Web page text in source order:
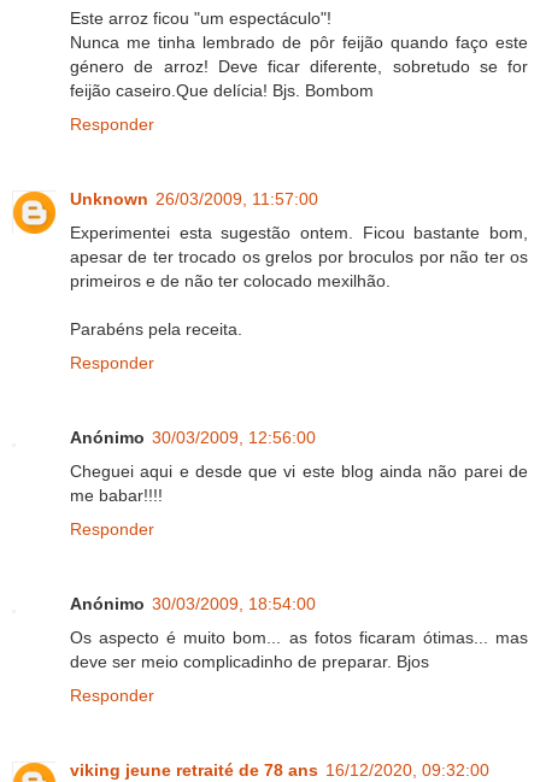
Este arroz ficou "um espectáculo"!
Nunca me tinha lembrado de pôr feijão quando faço este
género de arroz! Deve ficar diferente, sobretudo se for
feijão caseiro.Que delícia! Bjs. Bombom
Responder
Unknown 26/03/2009, 11:57:00
Experimentei esta sugestão ontem. Ficou bastante bom,
apesar de ter trocado os grelos por broculos por não ter os
primeiros e de não ter colocado mexilhão.
Parabéns pela receita.
Responder
Anónimo 30/03/2009, 12:56:00
Cheguei aqui e desde que vi este blog ainda não parei de
me babar!!!!
Responder
Anónimo 30/03/2009, 18:54:00
Os aspecto é muito bom... as fotos ficaram ótimas... mas
deve ser meio complicadinho de preparar. Bjos
Responder
viking jeune retraité de 78 ans 16/12/2020, 09:32:00